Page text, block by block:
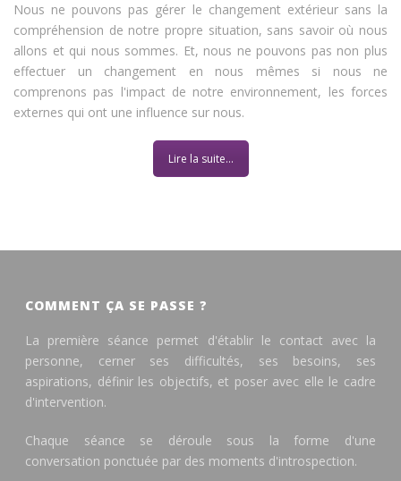
Nous ne pouvons pas gérer le changement extérieur sans la
compréhension de notre propre situation, sans savoir où nous
allons et qui nous sommes. Et, nous ne pouvons pas non plus
effectuer un changement en nous mêmes si nous ne
comprenons pas l'impact de notre environnement, les forces
externes qui ont une influence sur nous.
Lire la suite...
COMMENT ÇA SE PASSE ?
La première séance permet d'établir le contact avec la
personne, cerner ses difficultés, ses besoins, ses
aspirations, définir les objectifs, et poser avec elle le cadre
d'intervention.
Chaque séance se déroule sous la forme d'une
conversation ponctuée par des moments d'introspection.